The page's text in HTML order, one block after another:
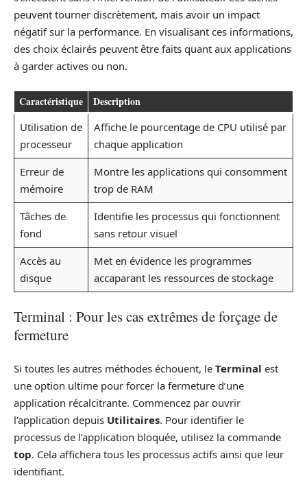
peuvent tourner discrètement, mais avoir un impact
négatif sur la performance. En visualisant ces informations,
des choix éclairés peuvent être faits quant aux applications
à garder actives ou non.
Caractéristique Description
Utilisation de
processeur
Affiche le pourcentage de CPU utilisé par
chaque application
Erreur de
mémoire
Montre les applications qui consomment
trop de RAM
Tâches de
fond
Identifie les processus qui fonctionnent
sans retour visuel
Accès au
disque
Met en évidence les programmes
accaparant les ressources de stockage
Terminal : Pour les cas extrêmes de forçage de
fermeture
Si toutes les autres méthodes échouent, le Terminal est
une option ultime pour forcer la fermeture d’une
application récalcitrante. Commencez par ouvrir
l’application depuis Utilitaires. Pour identifier le
processus de l’application bloquée, utilisez la commande
top. Cela affichera tous les processus actifs ainsi que leur
identifiant.